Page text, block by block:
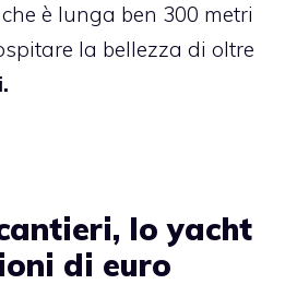
è lunga ben 300 metri
la bellezza di oltre
lo yacht
di euro